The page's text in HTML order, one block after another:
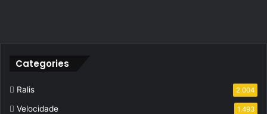
Categories
Ralis 2.004
Velocidade 1.493